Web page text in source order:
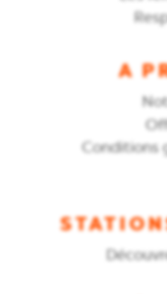
A
Conditions